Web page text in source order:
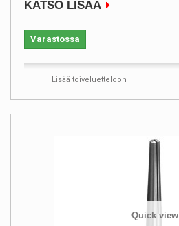
KATSO LISÄÄ
Varastossa
Lisää toiveluetteloon
Quick view